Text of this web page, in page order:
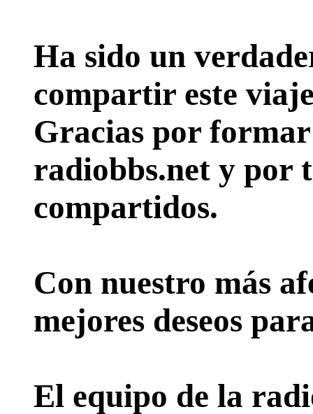
Ha sido un
compartir este
Gracias por
radiobbs.net y por
compartidos.
Con nuestro más
mejores deseos
El equipo de la